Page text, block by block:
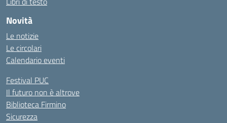
Novità
Le notizie
Le circolari
Calendario eventi
Festival PUC
Il futuro non è altrove
Biblioteca Firmino
Sicurezza